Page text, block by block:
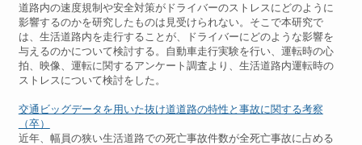
道路内の速度規制や安全対策がドライバーのストレスにどのように
影響するのかを研究したものは見受けられない。そこで本研究で
は、生活道路内を走行することが、ドライバーにどのような影響を
与えるのかについて検討する。自動車走行実験を行い、運転時の心
拍、映像、運転に関するアンケート調査より、生活道路内運転時の
ストレスについて検討をした。
交通ビッグデータを用いた抜け道道路の特性と事故に関する考察
（卒）
近年、幅員の狭い生活道路での死亡事故件数が全死亡事故に占める